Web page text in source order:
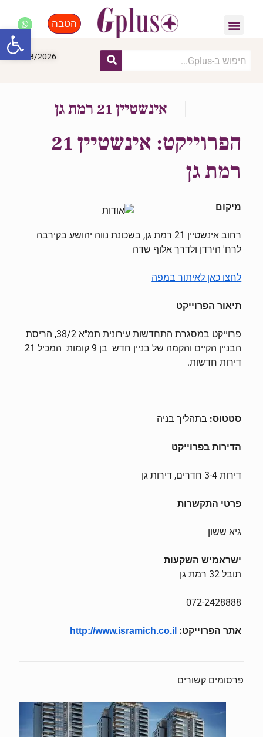
הטבה
07/08/2026
אינשטיין 21 רמת גן
הפרוייקט: אינשטיין 21
רמת גן
מיקום
רחוב אינשטיין 21 רמת גן, בשכונת נווה יהושע בקירבה
לרח' הירדן ולדרך אלוף שדה
לחצו כאן לאיתור במפה
תיאור הפרוייקט
פרוייקט במסגרת התחדשות עירונית תמ"א 38/2, הריסת
הבניין הקיים והקמה של בניין חדש בן 9 קומות המכיל 21
דירות חדשות.
סטטוס: בתהליך בניה
הדירות בפרוייקט
דירות 3-4 חדרים, דירות גן
פרטי התקשרות
גיא ששון
ישראמיש השקעות
תובל 32 רמת גן
072-2428888
אתר הפרוייקט: http://www.isramich.co.il
פרסומים קשורים
פתח